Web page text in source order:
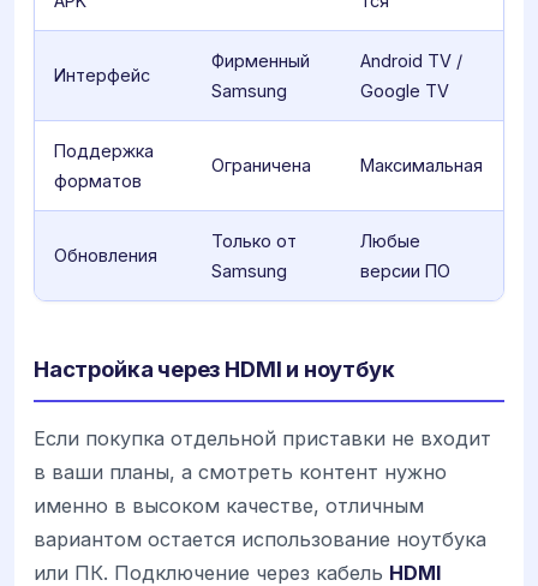
Интерфейс
Фирменный
Samsung
Android TV /
Google TV
Поддержка
форматов
Ограничена Максимальная
Обновления
Только от
Samsung
Любые
версии ПО
Настройка через HDMI и ноутбук
Если покупка отдельной приставки не входит
в ваши планы, а смотреть контент нужно
именно в высоком качестве, отличным
вариантом остается использование ноутбука
или ПК. Подключение через кабель HDMI